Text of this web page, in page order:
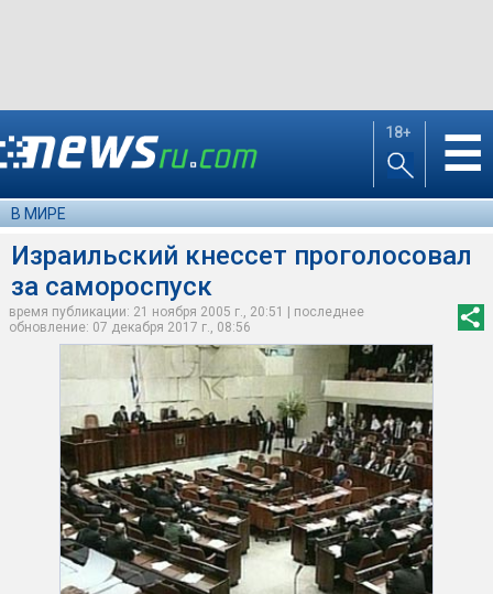
18+ ☰
В МИРЕ
Израильский кнессет проголосовал
за самороспуск
время публикации: 21 ноября 2005 г., 20:51 | последнее
обновление: 07 декабря 2017 г., 08:56